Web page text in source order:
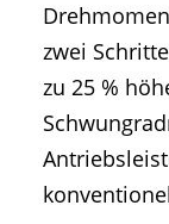
zwei
zu 25 %